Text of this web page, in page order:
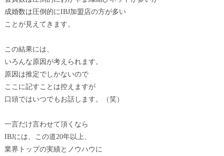
成婚数は圧倒的にIBJ加盟店の方が多い
ことが見えてきます。
この結果には、
いろんな原因が考えられます。
原因は推定でしかないので
ここに記すことは控えますが
口頭ではいつでもお話します。（笑）
一言だけ言わせて頂くなら
IBJには、この道20年以上、
業界トップの実績とノウハウに